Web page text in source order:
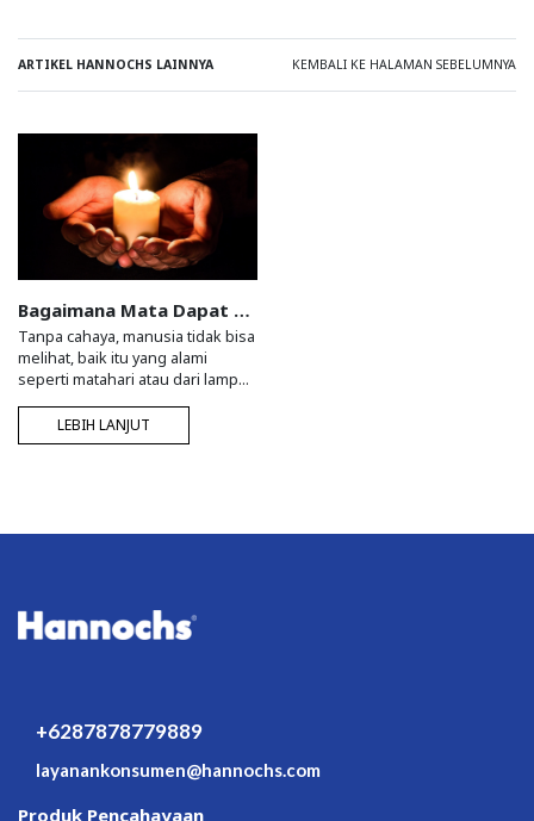
ARTIKEL HANNOCHS LAINNYA KEMBALI KE HALAMAN SEBELUMNYA
Bagaimana Mata Dapat Menerima Pencahayaan ?
Tanpa cahaya, manusia tidak bisa
melihat, baik itu yang alami
seperti matahari atau dari lampu,
pada permukaan benda. Jika
benda tersebut te...
LEBIH LANJUT
+6287878779889
layanankonsumen@hannochs.com
Produk Pencahayaan